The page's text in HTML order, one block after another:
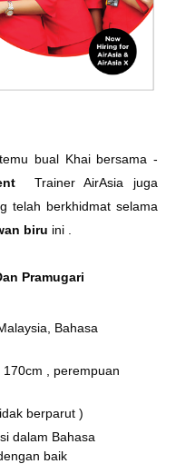
bual Khai bersama -
Trainer AirAsia juga
telah berkhidmat selama
biru ini .
Pramugari
Bahasa
, perempuan
berparut )
dalam Bahasa
baik